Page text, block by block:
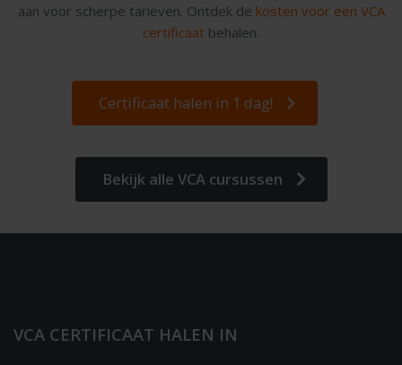
aan voor scherpe tarieven. Ontdek de kosten voor een VCA
certificaat behalen.
Certificaat halen in 1 dag!
Bekijk alle VCA cursussen
VCA CERTIFICAAT HALEN IN